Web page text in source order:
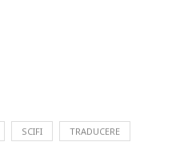
SCIFI TRADUCERE